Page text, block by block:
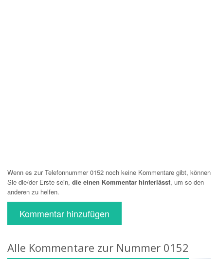
Wenn es zur Telefonnummer 0152 noch keine Kommentare gibt, können
Sie die/der Erste sein, die einen Kommentar hinterlässt, um so den
anderen zu helfen.
Kommentar hinzufügen
Alle Kommentare zur Nummer 0152